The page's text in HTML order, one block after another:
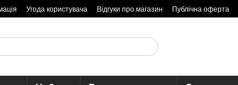
Угода користувача Відгуки про магазин Публічна оферта